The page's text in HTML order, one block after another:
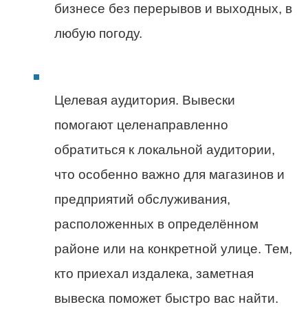
бизнесе без перерывов и выходных, в
любую погоду.
Целевая аудитория. Вывески
помогают целенаправленно
обратиться к локальной аудитории,
что особенно важно для магазинов и
предприятий обслуживания,
расположенных в определённом
районе или на конкретной улице. Тем,
кто приехал издалека, заметная
вывеска поможет быстро вас найти.